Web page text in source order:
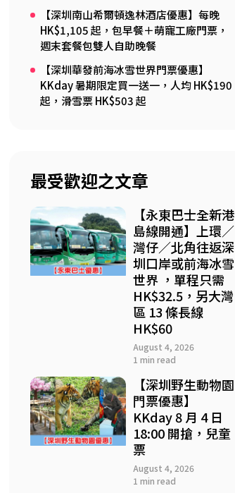
【深圳南山希爾頓逸林酒店優惠】每晚
HK$1,105 起，包早餐＋萌寵工廠門票，
週末套餐包雙人自助晚餐
【深圳華發前海冰雪世界門票優惠】
KKday 暑期限定買一送一，人均 HK$190
起，滑雪票 HK$503 起
最受歡迎之文章
【永東巴士全新港
島線開通】上環／
灣仔／北角往返深
圳口岸或前海冰雪
世界 ，單程只需
HK$32.5，另大灣
區 13 條長線
HK$60
August 4, 2026
1 min read
【深圳野生動物園
門票優惠】
KKday 8 月 4 日
18:00 開搶，兒童
票
August 4, 2026
1 min read